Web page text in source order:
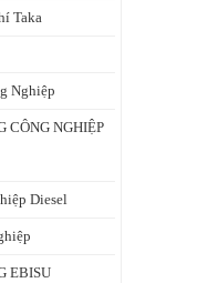
Taka
Nghiệp
CÔNG NGHIỆP
Diesel
EBISU